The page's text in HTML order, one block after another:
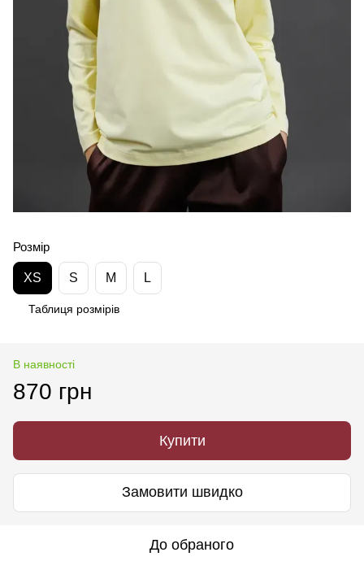
Розмір
XS S M L
Таблиця розмірів
В наявності
870 грн
Купити
Замовити швидко
До обраного